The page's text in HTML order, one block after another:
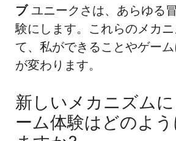
ブユニークさは、あらゆる
験にします。これらのメカ
て、私ができることやゲー
が変わります。
新しいメカニズム
ーム体験はどのよう